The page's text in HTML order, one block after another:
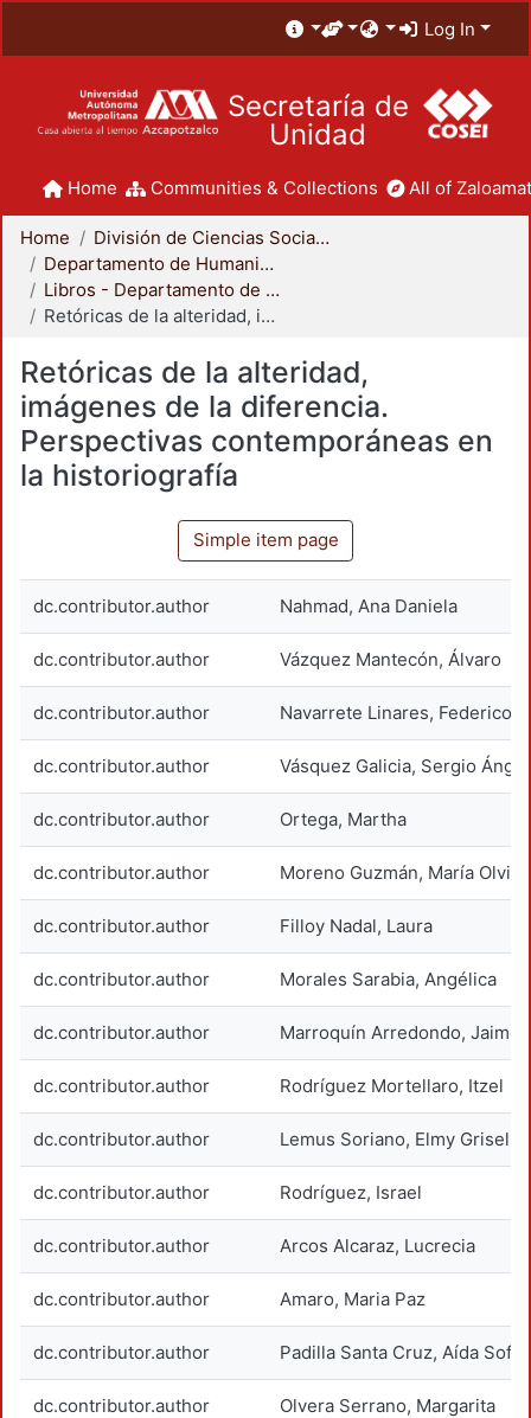
Log In
Secretaría de
Unidad
Home Communities & Collections All of
Home
División de Ciencias Sociales y Humanidades
Departamento de Humanidades
Libros - Departamento de Humanidades
Retóricas de la alteridad, imágenes de la diferencia. Perspectivas contemporáneas en la historiografía
Retóricas de la alteridad,
imágenes de la diferencia.
Perspectivas contemporáneas en
la historiografía
Simple item page
dc.contributor.author Nahmad, Ana Daniela
dc.contributor.author Vázquez Mantecón, Álvaro
dc.contributor.author Navarrete Linares, Federico
dc.contributor.author Vásquez Galicia, Sergio Ángel
dc.contributor.author Ortega, Martha
dc.contributor.author Moreno Guzmán, María
dc.contributor.author Filloy Nadal, Laura
dc.contributor.author Morales Sarabia, Angélica
dc.contributor.author Marroquín Arredondo, Jaime
dc.contributor.author Rodríguez Mortellaro, Itzel
dc.contributor.author Lemus Soriano, Elmy Grisel
dc.contributor.author Rodríguez, Israel
dc.contributor.author Arcos Alcaraz, Lucrecia
dc.contributor.author Amaro, Maria Paz
dc.contributor.author Padilla Santa Cruz, Aída Sofía
dc.contributor.author Olvera Serrano, Margarita